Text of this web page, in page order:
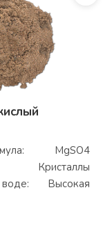
MgSO4
Кристаллы
воде:
Высокая